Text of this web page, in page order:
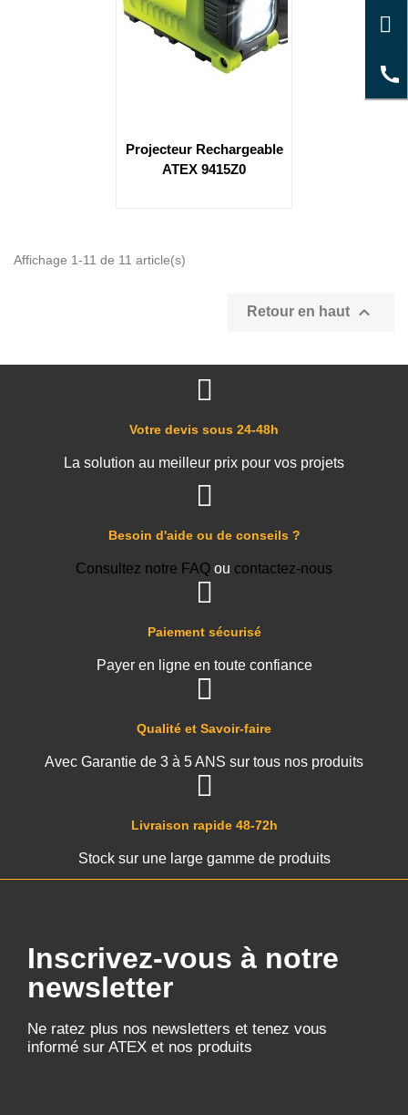
Projecteur Rechargeable
ATEX 9415Z0
Affichage 1-11 de 11 article(s)
Retour en haut 
Livraison rapide 48-72h
Stock sur une large gamme de produits
Qualité et Savoir-faire
Avec Garantie de 3 à 5 ANS sur tous nos produits
Paiement sécurisé
Payer en ligne en toute confiance
Besoin d'aide ou de conseils ?
Consultez notre FAQ ou contactez-nous
Votre devis sous 24-48h
La solution au meilleur prix pour vos projets
Inscrivez-vous à notre
newsletter
Ne ratez plus nos newsletters et tenez vous
informé sur ATEX et nos produits